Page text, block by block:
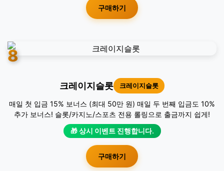
첫 충전 보너스: 첫 충전 시 50% 추가 보너스 지급 매 충전 보너스:
충전할 때마다 20% 추가 보너스 제공 무제한 재충전 보너스: 재충
전 시 10% 추가 보너스 지급
🎁 상시 이벤트 진행합니다.
구매하기